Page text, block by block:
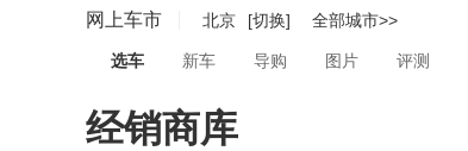
网上车市 北京 [切换] 全部城市>>
选车 新车 导购 图片 评测
经销商库
长安之星5